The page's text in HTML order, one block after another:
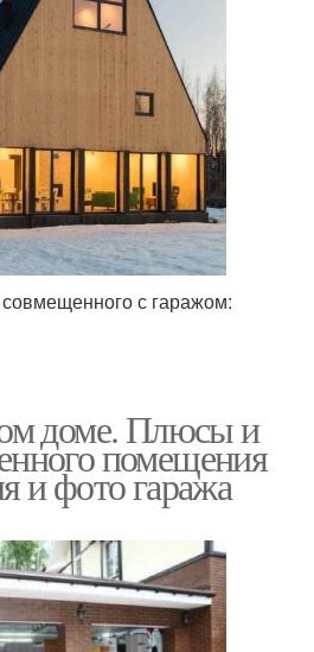
с гаражом:
доме. Плюсы и
помещения
и фото гаража